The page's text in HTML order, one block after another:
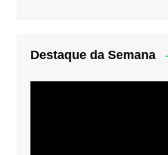
Destaque da Semana